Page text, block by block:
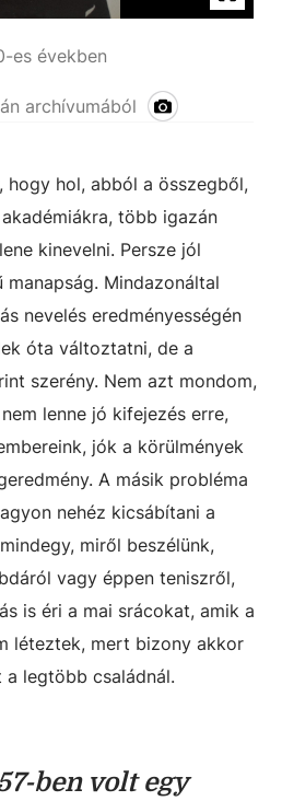
es években
archívumából
hogy hol, abból a összegből,
több igazán
kinevelni. Persze jól
Mindazonáltal
nevelés eredményességén
óta változtatni, de a
szerény. Nem azt mondom,
lenne jó kifejezés erre,
jók a körülmények
A másik probléma
nehéz kicsábítani a
miről beszélünk,
vagy éppen teniszről,
is éri a mai srácokat, amik a
léteztek, mert bizony akkor
legtöbb családnál.
ben volt egy